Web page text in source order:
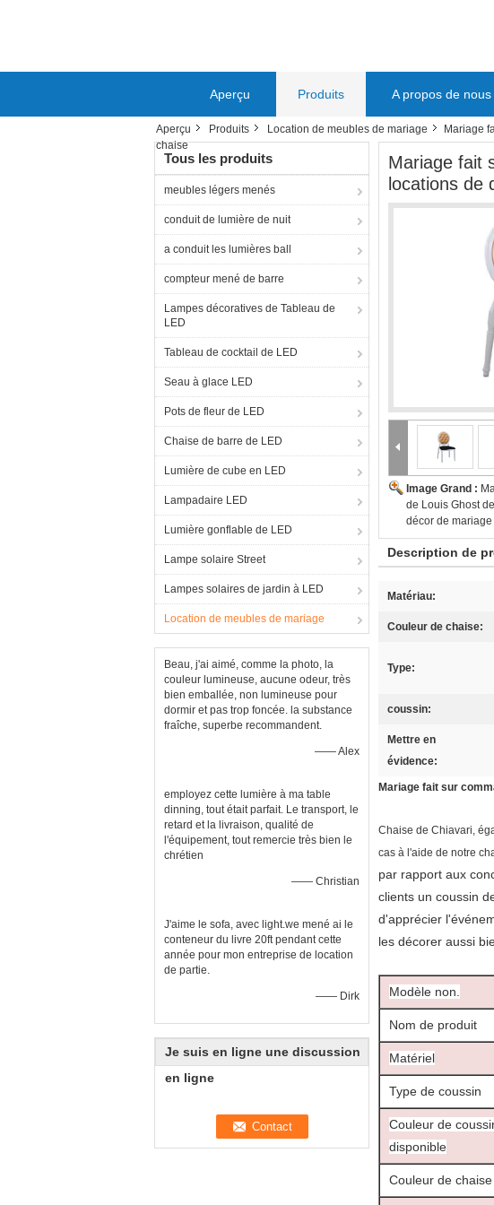
Aperçu Produits A propos de nous
Aperçu Produits Location de meubles de mariage
Mariage
chaise
Tous les produits
meubles légers menés
conduit de lumière de nuit
a conduit les lumières ball
compteur mené de barre
Lampes décoratives de Tableau de
LED
Tableau de cocktail de LED
Seau à glace LED
Pots de fleur de LED
Chaise de barre de LED
Lumière de cube en LED
Lampadaire LED
Lumière gonflable de LED
Lampe solaire Street
Lampes solaires de jardin à LED
Location de meubles de mariage
Beau, j'ai aimé, comme la photo, la
couleur lumineuse, aucune odeur, très
bien emballée, non lumineuse pour
dormir et pas trop foncée. la substance
fraîche, superbe recommandent.
—— Alex
employez cette lumière à ma table
dinning, tout était parfait. Le transport, le
retard et la livraison, qualité de
l'équipement, tout remercie très bien le
chrétien
—— Christian
J'aime le sofa, avec light.we mené ai le
conteneur du livre 20ft pendant cette
année pour mon entreprise de location
de partie.
—— Dirk
Je suis en ligne une discussion
en ligne
Mariage fait
locations de
Image Grand :
de Louis Ghost
décor de
Description de
Matériau:
Couleur de chaise:
Type:
coussin:
Mettre en
évidence:
Mariage fait sur
Chaise de Chiavari,
cas à l'aide de notre
par rapport aux
clients un coussin
d'apprécier
les décorer aussi
Modèle non.
Nom de produit
Matériel
Type de coussin
Couleur de
disponible
Couleur de chaise